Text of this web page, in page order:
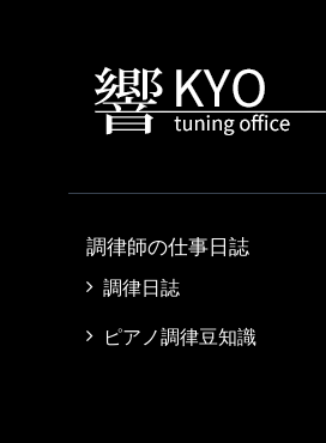
調律師の仕事日誌
調律日誌
ピアノ調律豆知識